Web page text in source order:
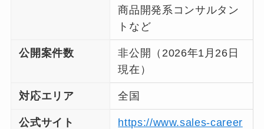
商品開発系コンサルタン
トなど
公開案件数
非公開（2026年1月26日
現在）
対応エリア 全国
公式サイト
https://www.sales-career